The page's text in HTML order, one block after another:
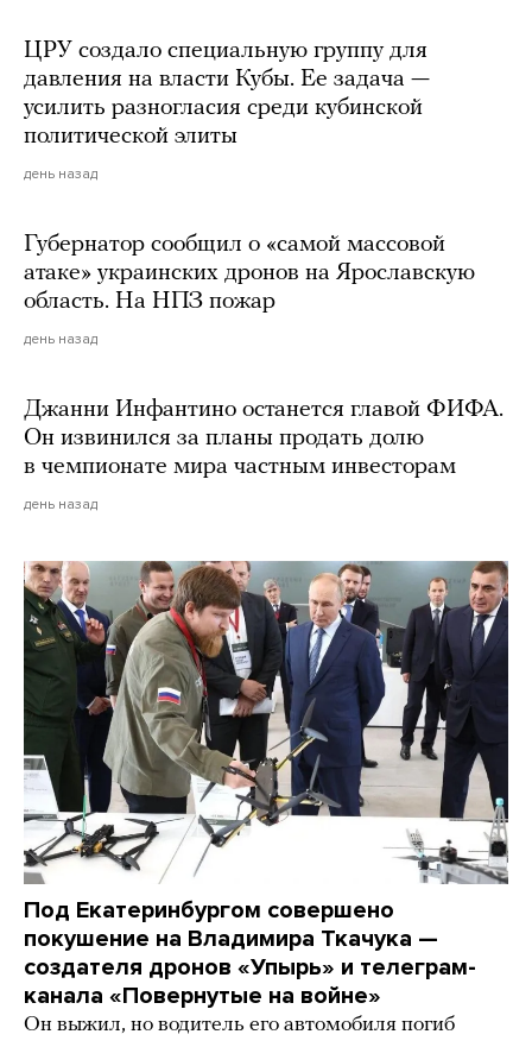
ЦРУ создало специальную группу для
давления на власти Кубы. Ее задача —
усилить разногласия среди кубинской
политической элиты
день назад
Губернатор сообщил о «самой массовой
атаке» украинских дронов на Ярославскую
область. На НПЗ пожар
день назад
Джанни Инфантино останется главой ФИФА.
Он извинился за планы продать долю
в чемпионате мира частным инвесторам
день назад
Под Екатеринбургом совершено
покушение на Владимира Ткачука —
создателя дронов «Упырь» и телеграм-
канала «Повернутые на войне»
Он выжил, но водитель его автомобиля погиб